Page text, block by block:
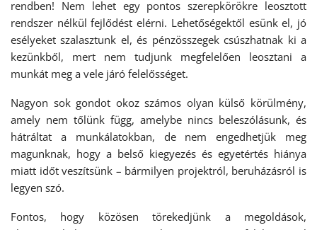
rendben! Nem lehet egy pontos szerepkörökre leosztott
rendszer nélkül fejlődést elérni. Lehetőségektől esünk el, jó
esélyeket szalasztunk el, és pénzösszegek csúszhatnak ki a
kezünkből, mert nem tudjunk megfelelően leosztani a
munkát meg a vele járó felelősséget.
Nagyon sok gondot okoz számos olyan külső körülmény,
amely nem tőlünk függ, amelybe nincs beleszólásunk, és
hátráltat a munkálatokban, de nem engedhetjük meg
magunknak, hogy a belső kiegyezés és egyetértés hiánya
miatt időt veszítsünk – bármilyen projektról, beruházásról is
legyen szó.
Fontos, hogy közösen törekedjünk a megoldások,